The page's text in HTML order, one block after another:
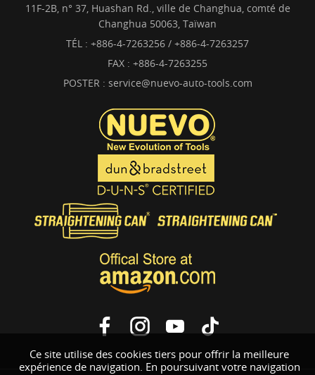
Ce site utilise des cookies tiers pour offrir la meilleure
expérience de navigation. En poursuivant votre navigation
11F-2B, n° 37, Huashan Rd., ville de Changhua, comté de
Changhua 50063, Taïwan
TÉL : +886-4-7263256 / +886-4-7263257
FAX : +886-4-7263255
POSTER : service@nuevo-auto-tools.com